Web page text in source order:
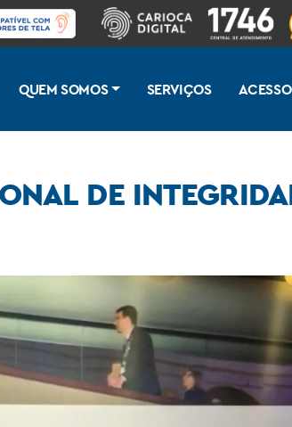
QUEM SOMOS SERVIÇOS
DE